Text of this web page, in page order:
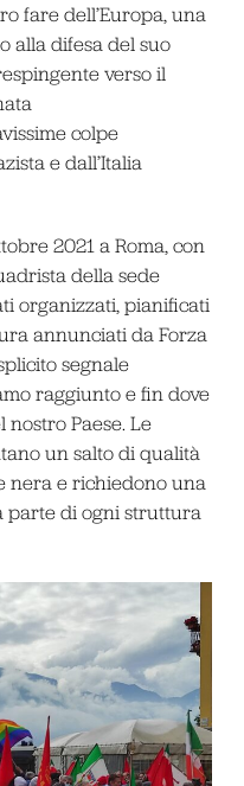
fare dell’Europa, una
alla difesa del suo
verso il
colpe
e dall’Italia
2021 a Roma, con
della sede
organizzati, pianificati
annunciati da Forza
segnale
raggiunto e fin dove
nostro Paese. Le
un salto di qualità
nera e richiedono una
parte di ogni struttura